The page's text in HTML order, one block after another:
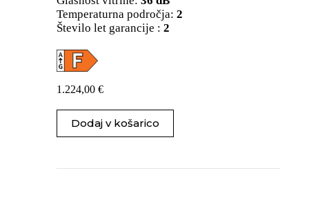
Temperaturna področja: 2
Število let garancije : 2
1.224,00 €
Dodaj v košarico